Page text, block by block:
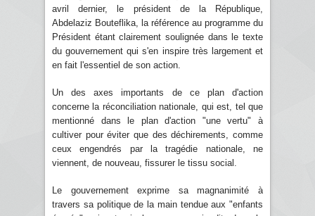
avril dernier, le président de la République,
Abdelaziz Bouteflika, la référence au programme du
Président étant clairement soulignée dans le texte
du gouvernement qui s'en inspire très largement et
en fait l'essentiel de son action.
Un des axes importants de ce plan d'action
concerne la réconciliation nationale, qui est, tel que
mentionné dans le plan d'action "une vertu" à
cultiver pour éviter que des déchirements, comme
ceux engendrés par la tragédie nationale, ne
viennent, de nouveau, fissurer le tissu social.
Le gouvernement exprime sa magnanimité à
travers sa politique de la main tendue aux "enfants